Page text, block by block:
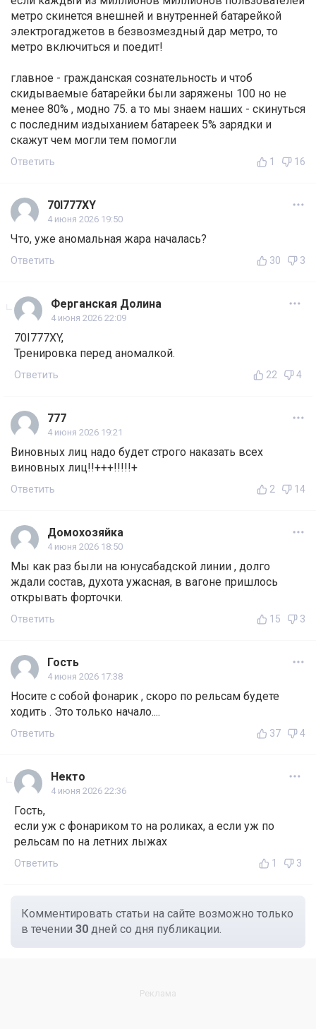
метро скинется внешней и внутренней батарейкой
электрогаджетов в безвозмездный дар метро, то
метро включиться и поедит!
главное - гражданская сознательность и чтоб
скидываемые батарейки были заряжены 100 но не
менее 80% , модно 75. а то мы знаем наших - скинуться
с последним издыханием батареек 5% зарядки и
скажут чем могли тем помогли
Ответить 1 16
70I777XY
4 июня 2026 19:50
Что, уже аномальная жара началась?
Ответить 30 3
Ферганская Долина
4 июня 2026 22:09
70I777XY,
Тренировка перед аномалкой.
Ответить 22 4
777
4 июня 2026 19:21
Виновных лиц надо будет строго наказать всех
виновных лиц!!+++!!!!!+
Ответить 2 14
Домохозяйка
4 июня 2026 18:50
Мы как раз были на юнусабадской линии , долго
ждали состав, духота ужасная, в вагоне пришлось
открывать форточки.
Ответить 15 3
Гость
4 июня 2026 17:38
Носите с собой фонарик , скоро по рельсам будете
ходить . Это только начало....
Ответить 37 4
Некто
4 июня 2026 22:36
Гость,
если уж с фонариком то на роликах, а если уж по
рельсам по на летних лыжах
Ответить 1 3
Комментировать статьи на сайте возможно только
в течении 30 дней со дня публикации.